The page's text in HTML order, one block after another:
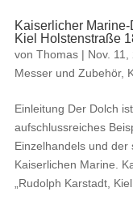
Kaiserlicher
Kiel Holstenstraße
von Thomas| Nov. 11,
Messer und Zubehör,
Einleitung Der Dolch
aufschlussreiches
Einzelhandels und
Kaiserlichen Marine.
„Rudolph Karstadt,